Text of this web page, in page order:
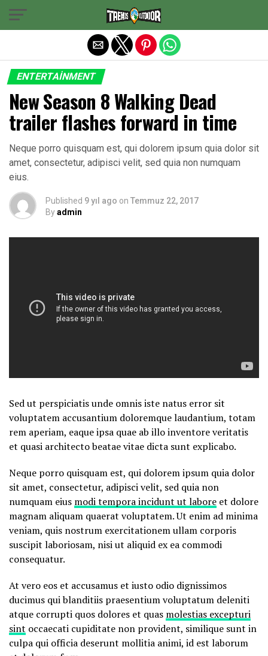
ENTERTAINMENT
New Season 8 Walking Dead
trailer flashes forward in time
Neque porro quisquam est, qui dolorem ipsum quia dolor sit
amet, consectetur, adipisci velit, sed quia non numquam
eius.
Published 9 yıl ago on Temmuz 22, 2017
Byadmin
Sed ut perspiciatis unde omnis iste natus error sit
voluptatem accusantium doloremque laudantium, totam
rem aperiam, eaque ipsa quae ab illo inventore veritatis
et quasi architecto beatae vitae dicta sunt explicabo.
Neque porro quisquam est, qui dolorem ipsum quia dolor
sit amet, consectetur, adipisci velit, sed quia non
numquam eius modi tempora incidunt ut labore et dolore
magnam aliquam quaerat voluptatem. Ut enim ad minima
veniam, quis nostrum exercitationem ullam corporis
suscipit laboriosam, nisi ut aliquid ex ea commodi
consequatur.
At vero eos et accusamus et iusto odio dignissimos
ducimus qui blanditiis praesentium voluptatum deleniti
atque corrupti quos dolores et quas molestias excepturi
sint occaecati cupiditate non provident, similique sunt in
culpa qui officia deserunt mollitia animi, id est laborum
Exit mobile version